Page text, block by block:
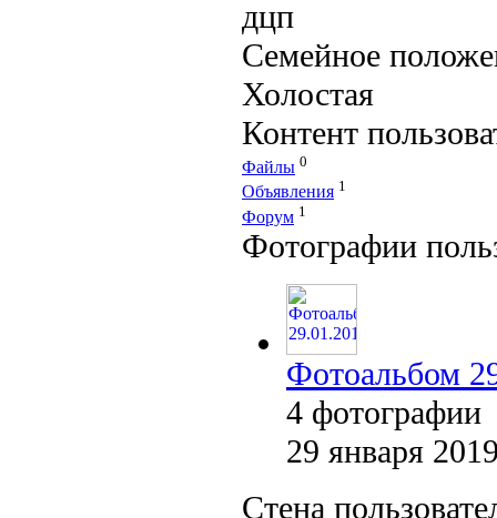
дцп
Семейное
Холостая
Контент
Файлы 0
Объявления 1
Форум 1
Фотографии
Фотоальбом
4 фотографии
29 января
Стена